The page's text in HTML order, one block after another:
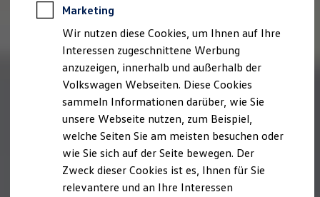
Marketing
Wir nutzen diese Cookies, um Ihnen auf Ihre
Interessen zugeschnittene Werbung
anzuzeigen, innerhalb und außerhalb der
Volkswagen Webseiten. Diese Cookies
sammeln Informationen darüber, wie Sie
unsere Webseite nutzen, zum Beispiel,
welche Seiten Sie am meisten besuchen oder
wie Sie sich auf der Seite bewegen. Der
Zweck dieser Cookies ist es, Ihnen für Sie
relevantere und an Ihre Interessen